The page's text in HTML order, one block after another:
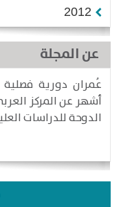
2012
عن المجلة
عُمران دورية
أشهر عن المركز
الدوحة للدراسات